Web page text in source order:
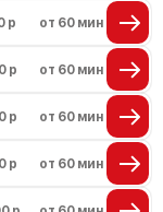
р от 60 мин
р от 60 мин
р от 60 мин
р от 60 мин